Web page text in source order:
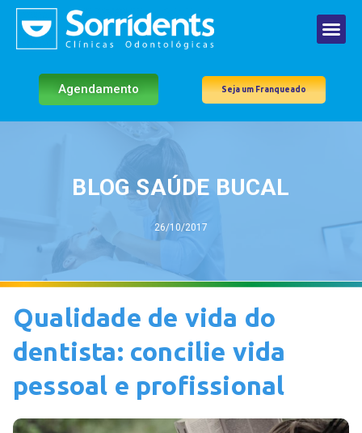
Agendamento Seja um Franqueado
BLOG SAÚDE BUCAL
26/10/2017
Qualidade de vida do
dentista: concilie vida
pessoal e profissional